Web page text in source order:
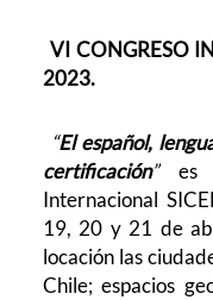
VI CONGRESO
2023.
“El español,
certificación”es
Internacional
19, 20 y 21 de
locación las
Chile; espacios